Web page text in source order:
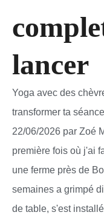
lancer
Yoga avec des
transformer ta
22/06/2026 par Zoé
première fois où j'ai
une ferme près de
semaines a grimpé
de table, s'est